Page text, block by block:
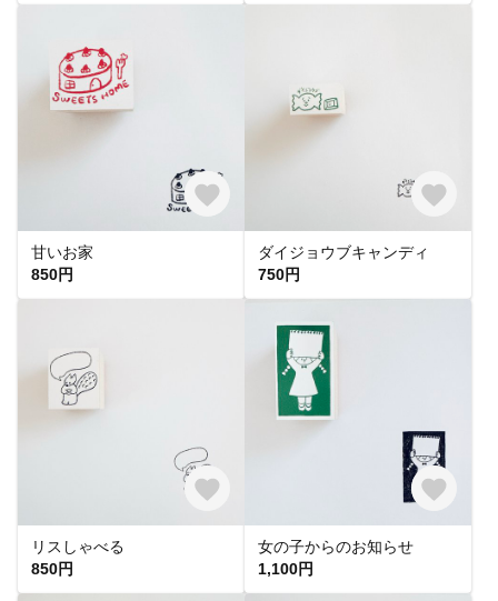
甘いお家
850円
ダイジョウブキャンディ
750円
リスしゃべる
850円
女の子からのお知らせ
1,100円